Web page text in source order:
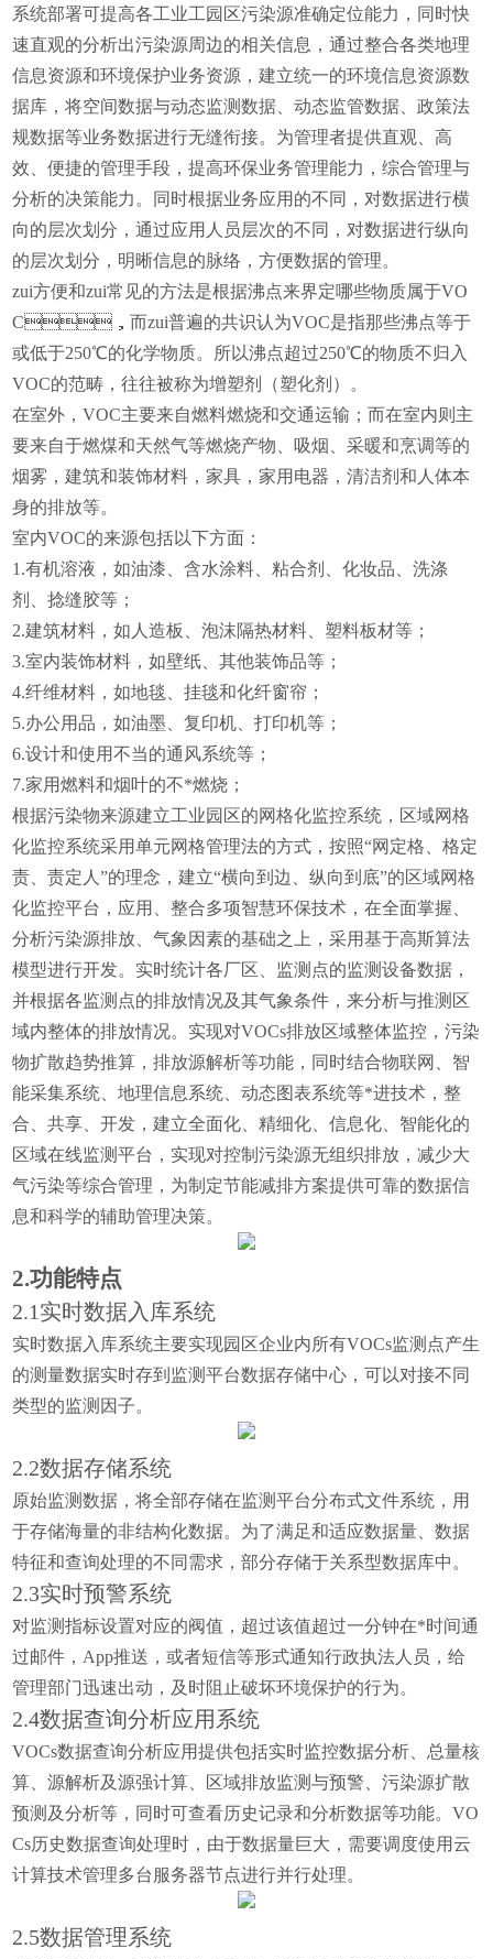
系统部署可提高各工业工园区污染源准确定位能力，同时快
速直观的分析出污染源周边的相关信息，通过整合各类地理
信息资源和环境保护业务资源，建立统一的环境信息资源数
据库，将空间数据与动态监测数据、动态监管数据、政策法
规数据等业务数据进行无缝衔接。为管理者提供直观、高
效、便捷的管理手段，提高环保业务管理能力，综合管理与
分析的决策能力。同时根据业务应用的不同，对数据进行横
向的层次划分，通过应用人员层次的不同，对数据进行纵向
的层次划分，明晰信息的脉络，方便数据的管理。
zui方便和zui常见的方法是根据沸点来界定哪些物质属于VO
C，而zui普遍的共识认为VOC是指那些沸点等于
或低于250℃的化学物质。所以沸点超过250℃的物质不归入
VOC的范畴，往往被称为增塑剂
（塑化剂）。
在室外，VOC主要来自燃料燃烧和交通运输；而在室内则主
要来自于燃煤和天然气等燃烧产物、吸烟、采暖和烹调等的
烟雾，建筑和装饰材料，家具，家用电器，清洁剂和人体本
身的排放等。
室内VOC的来源包括以下方面：
1.有机溶液，如油漆、含水涂料、粘合剂、化妆品、洗涤
剂、捻缝胶等；
2.建筑材料，如人造板、泡沫隔热材料、塑料板材等；
3.室内装饰材料，如壁纸、其他装饰品等；
4.纤维材料，如地毯、挂毯和化纤窗帘；
5.办公用品，如油墨、复印机、打印机等；
6.设计和使用不当的通风系统等；
7.家用燃料和烟叶的不*燃烧；
根据污染物来源建立工业园区的网格化监控系统，区域网格
化监控系统采用单元网格管理法的方式，按照“网定格、格定
责、责定人”的理念，建立“横向到边、纵向到底”的区域网格
化监控平台，应用、整合多项智慧环保技术，在全面掌握、
分析污染源排放、气象因素的基础之上，采用基于高斯算法
模型进行开发。实时统计各厂区、监测点的监测设备数据，
并根据各监测点的排放情况及其气象条件，来分析与推测区
域内整体的排放情况。实现对VOCs排放区域整体监控，污染
物扩散趋势推算，排放源解析等功能，同时结合物联网、智
能采集系统、地理信息系统、动态图表系统等*进技术，整
合、共享、开发，建立全面化、精细化、信息化、智能化的
区域在线监测平台，实现对控制污染源无组织排放，减少大
气污染等综合管理，为制定节能减排方案提供可靠的数据信
息和科学的辅助管理决策。
2.功能特点
2.1实时数据入库系统
实时数据入库系统主要实现园区企业内所有VOCs监测点产生
的测量数据实时存到监测平台数据存储中心 ，可以对接不同
类型的监测因子。
2.2数据存储系统
原始监测数据，将全部存储在监测平台分布式文件系统，用
于存储海量的非结构化数据。为了满足和适应数据量、数据
特征和查询处理的不同需求，部分存储于关系型数据库中。
2.3实时预警系统
对监测指标设置对应的阀值，超过该值超过一分钟在*时间通
过邮件，App推送，或者短信等形式通知行政执法人员，给
管理部门迅速出动，及时阻止破坏环境保护的行为。
2.4数据查询分析应用系统
VOCs数据查询分析应用提供包括实时监控数据分析、总量核
算、源解析及源强计算、区域排放监测与预警、污染源扩散
预测及分析等，同时可查看历史记录和分析数据等功能。VO
Cs历史数据查询处理时，由于数据量巨大，需要调度使用云
计算技术管理多台服务器节点进行并行处理。
2.5数据管理系统